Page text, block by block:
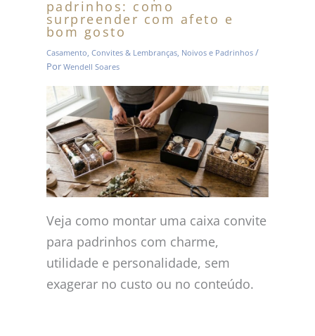
padrinhos: como
surpreender com afeto e
bom gosto
Casamento Convites & Lembranças, Noivos e Padrinhos/
Por Wendell Soares
Veja como montar uma caixa convite
para padrinhos com charme,
utilidade e personalidade, sem
exagerar no custo ou no conteúdo.